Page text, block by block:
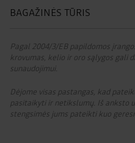
BAGAŽINĖS TŪRIS
Pagal 2004/3/EB papildomos
krovumas, kelio ir oro sąlygos gali
sunaudojimui.
Dėjome visas pastangas, kad
pasitaikyti ir netikslumų. Iš anksto
stengsimės jums pateikti kuo